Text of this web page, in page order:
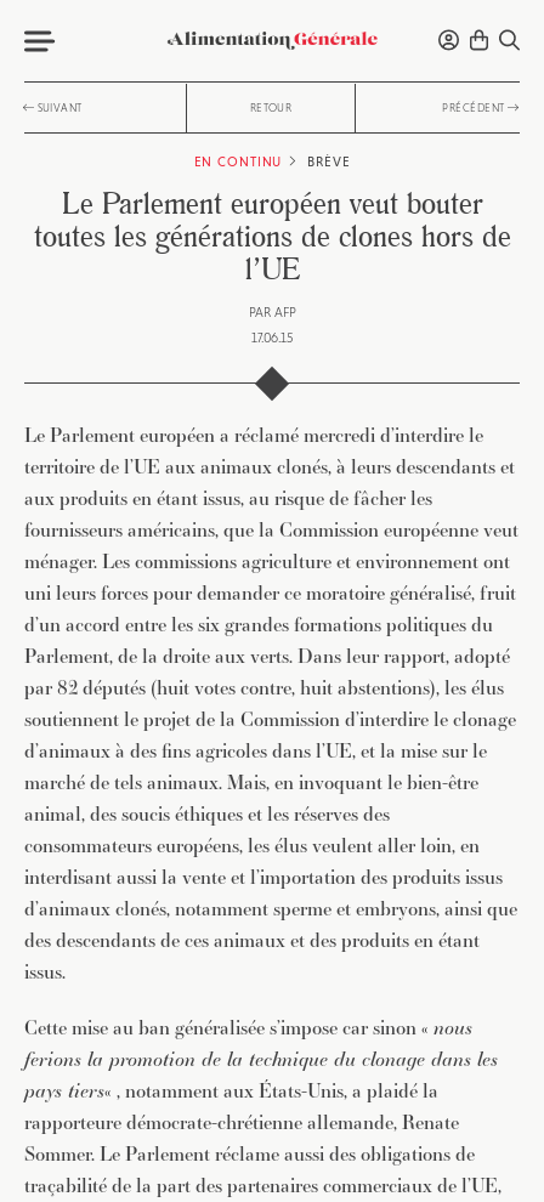
SUIVANT RETOUR PRÉCÉDENT
EN CONTINU BRÈVE
Le Parlement européen veut bouter
toutes les générations de clones hors de
l’UE
PAR AFP
17.06.15
Le Parlement européen a réclamé mercredi d’interdire le
territoire de l’UE aux animaux clonés, à leurs descendants et
aux produits en étant issus, au risque de fâcher les
fournisseurs américains, que la Commission européenne veut
ménager. Les commissions agriculture et environnement ont
uni leurs forces pour demander ce moratoire généralisé, fruit
d’un accord entre les six grandes formations politiques du
Parlement, de la droite aux verts. Dans leur rapport, adopté
par 82 députés (huit votes contre, huit abstentions), les élus
soutiennent le projet de la Commission d’interdire le clonage
d’animaux à des fins agricoles dans l’UE, et la mise sur le
marché de tels animaux. Mais, en invoquant le bien-être
animal, des soucis éthiques et les réserves des
consommateurs européens, les élus veulent aller loin, en
interdisant aussi la vente et l’importation des produits issus
d’animaux clonés, notamment sperme et embryons, ainsi que
des descendants de ces animaux et des produits en étant
issus.
Cette mise au ban généralisée s’impose car sinon « nous
ferions la promotion de la technique du clonage dans les
pays tiers« , notamment aux États-Unis, a plaidé la
rapporteure démocrate-chrétienne allemande, Renate
Sommer. Le Parlement réclame aussi des obligations de
traçabilité de la part des partenaires commerciaux de l’UE,